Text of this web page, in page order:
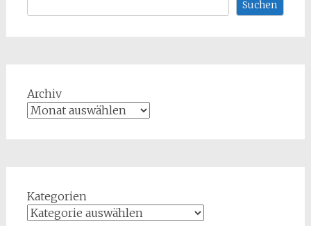
Suchen
Archiv
Kategorien